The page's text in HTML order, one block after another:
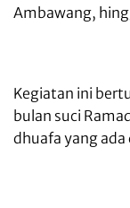
Ambawang,
Kegiatan ini
bulan suci
dhuafa yang